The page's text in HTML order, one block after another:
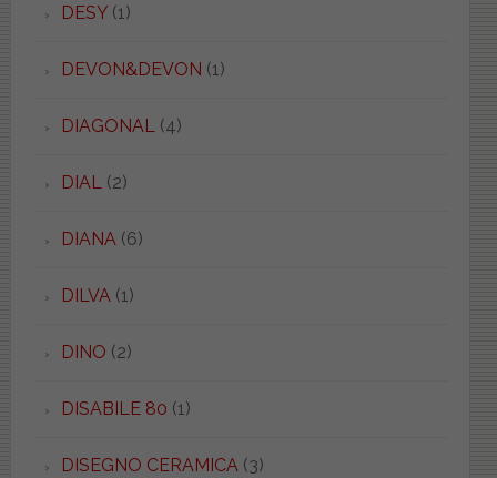
DESY(1)
DEVON&DEVON (1)
DIAGONAL(4)
DIAL(2)
DIANA(6)
DILVA(1)
DINO (2)
DISABILE 80 (1)
DISEGNO CERAMICA(3)